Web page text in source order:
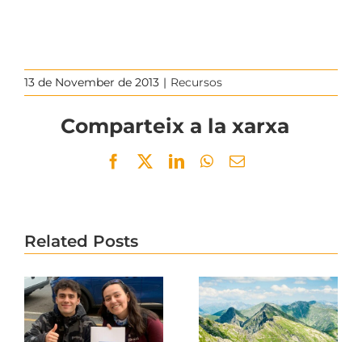
13 de November de 2013 | Recursos
Comparteix a la xarxa
Facebook
TwitterLinkedInWhatsApp
Email
Related Posts